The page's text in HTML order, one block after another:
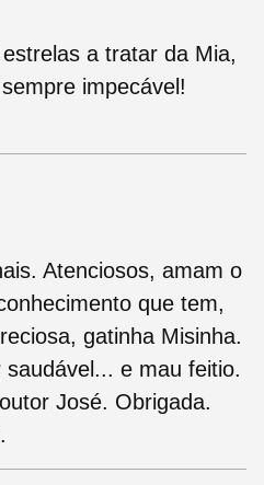
a tratar da Mia,
impecável!
Atenciosos, amam o
que tem,
gatinha Misinha.
e mau feitio.
José. Obrigada.